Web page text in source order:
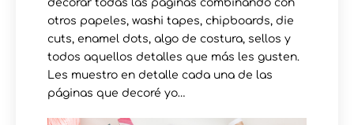
decorar todas las páginas combinando con
otros papeles, washi tapes, chipboards, die
cuts, enamel dots, algo de costura, sellos y
todos aquellos detalles que más les gusten.
Les muestro en detalle cada una de las
páginas que decoré yo…